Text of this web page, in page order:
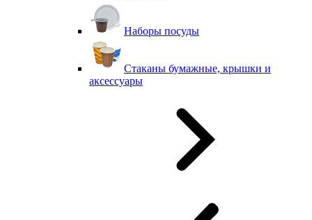
Наборы посуды
Стаканы бумажные, крышки и
аксессуары